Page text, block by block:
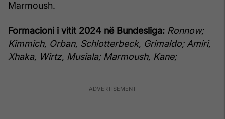
Marmoush.
Formacioni i vitit 2024 në Bundesliga: Ronnow;
Kimmich, Orban, Schlotterbeck, Grimaldo; Amiri,
Xhaka, Wirtz, Musiala; Marmoush, Kane;